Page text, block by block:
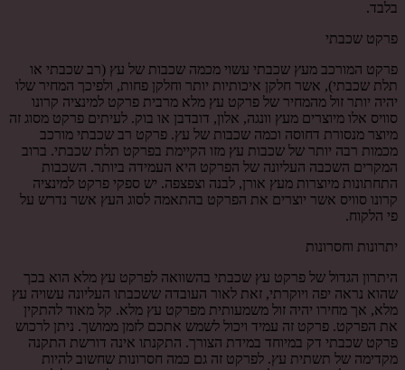
בלבד.
פרקט שכבתי
פרקט המורכב מעץ שכבתי עשוי מכמה שכבות של עץ (רב שכבתי או
תלת שכבתי), אשר חלקן איכותיות יותר וחלקן פחות, ולפיכך המחיר שלו
יהיה יותר זול מהמחיר של פרקט עץ מלא מרבית פרקט למינציה קרונו
סוויס אלו מיוצרים מעץ וונגה, אלון, דובדבן או בוק. לעיתים פרקט מסוג זה
מיוצר מנסורת דחוסה וכמה שכבות של עץ. פרקט רב שכבתי מורכב
מכמות רבה יותר של שכבות עץ מזו הקיימת בפרקט תלת שכבתי. ברוב
המקרים השכבה העליונה של הפרקט היא העמידה ביותר. השכבות
התחתונות מיוצרות מעץ אורן, לבנה וצפצפה. יש ספקי פרקט למינציה
קרונו סוויס אשר יוצרים את הפרקט בהתאמה לסוג העץ אשר נדרש על
פי הלקוח.
יתרונות וחסרונות
היתרון הגדול של פרקט עץ שכבתי בהשוואה לפרקט עץ מלא הוא בכך
שהוא נראה יפה ויוקרתי, זאת לאור העובדה ששכבתו העליונה עשויה עץ
מלא, אך מחירו יהיה זול משמעותית מפרקט עץ מלא. קל מאוד להתקין
את הפרקט. פרקט זה עמיד ויכול לשמש אתכם לזמן ממושך. ניתן לרכוש
פרקט שכבתי דק במיוחד במידת הצורך. התקנתו אינה דורשת התקנה
מקדימה של תשתית עץ. לפרקט זה גם כמה חסרונות שחשוב להיות